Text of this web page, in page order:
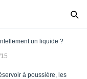
un liquide ?
à poussière, les